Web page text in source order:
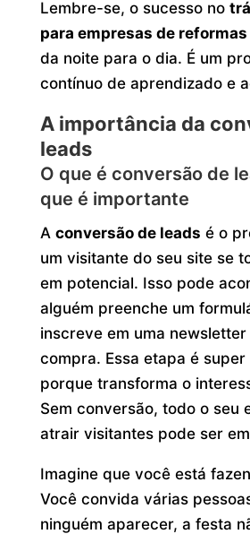
Lembre-se, o sucesso no
para empresas de reformas
da noite para o dia. É um
contínuo de aprendizado e
A importância da
leads
O que é conversão de
que é importante
A conversão de leads é o
um visitante do seu site se
em potencial. Isso pode
alguém preenche um
inscreve em uma newsletter
compra. Essa etapa é
porque transforma o
Sem conversão, todo o seu
atrair visitantes pode ser
Imagine que você está
Você convida várias
ninguém aparecer, a festa